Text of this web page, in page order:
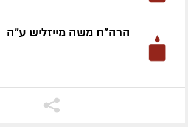
הרה"ח משה מייזליש ע״ה